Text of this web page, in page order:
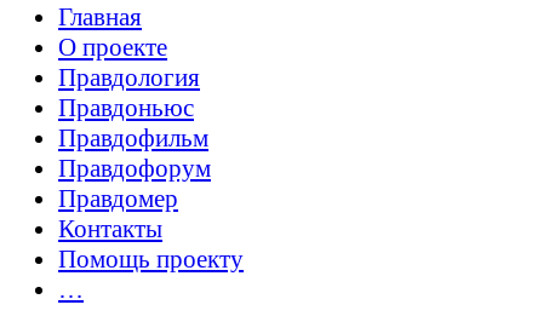
Главная
О проекте
Правдология
Правдоньюс
Правдофильм
Правдофорум
Правдомер
Контакты
Помощь проекту
…